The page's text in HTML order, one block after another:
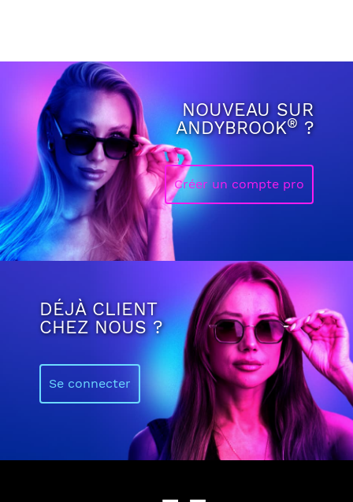
NOUVEAU SUR
ANDYBROOK®?
Créer un compte pro
DÉJÀ CLIENT
CHEZ NOUS ?
Se connecter